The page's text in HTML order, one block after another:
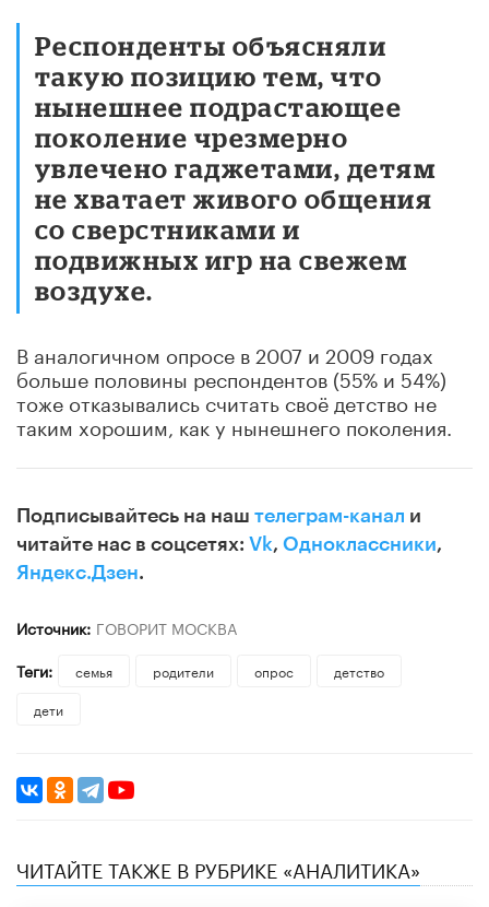
Респонденты объясняли
такую позицию тем, что
нынешнее подрастающее
поколение чрезмерно
увлечено гаджетами, детям
не хватает живого общения
со сверстниками и
подвижных игр на свежем
воздухе.
В аналогичном опросе в 2007 и 2009 годах
больше половины респондентов (55% и 54%)
тоже отказывались считать своё детство не
таким хорошим, как у нынешнего поколения.
Подписывайтесь на наш телеграм-канал и
читайте нас в соцсетях: Vk, Одноклассники,
Яндекс.Дзен.
Источник: ГОВОРИТ МОСКВА
Теги:
семья родители опрос
детство
дети
ЧИТАЙТЕ ТАКЖЕ В РУБРИКЕ «АНАЛИТИКА»